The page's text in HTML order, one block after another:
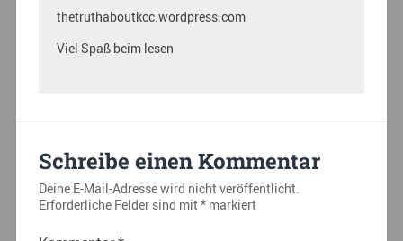
thetruthaboutkcc.wordpress.com
Viel Spaß beim lesen
Schreibe einen Kommentar
Deine E-Mail-Adresse wird nicht veröffentlicht.
Erforderliche Felder sind mit*markiert